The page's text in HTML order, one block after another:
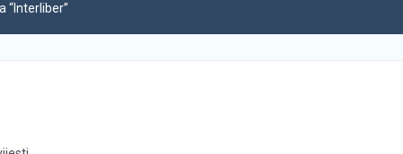
“Interliber”